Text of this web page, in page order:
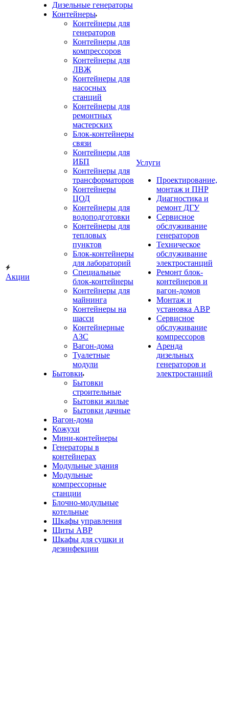
Акции
Дизельные генераторы
Контейнеры
Контейнеры для
генераторов
Контейнеры для
компрессоров
Контейнеры для
ЛВЖ
Контейнеры для
насосных
станций
Контейнеры для
ремонтных
мастерских
Блок-контейнеры
связи
Контейнеры для
ИБП
Контейнеры для
трансформаторов
Контейнеры
ЦОД
Контейнеры для
водоподготовки
Контейнеры для
тепловых
пунктов
Блок-контейнеры
для лабораторий
Специальные
блок-контейнеры
Контейнеры для
майнинга
Контейнеры на
шасси
Контейнерные
АЗС
Вагон-дома
Туалетные
модули
Бытовки
Бытовки
строительные
Бытовки жилые
Бытовки дачные
Вагон-дома
Кожухи
Мини-контейнеры
Генераторы в
контейнерах
Модульные здания
Модульные
компрессорные
станции
Блочно-модульные
котельные
Шкафы управления
Щиты АВР
Шкафы для сушки и
дезинфекции
Услуги
Проектирование,
монтаж и ПНР
Диагностика и
ремонт ДГУ
Сервисное
обслуживание
генераторов
Техническое
обслуживание
электростанций
Ремонт блок-
контейнеров и
вагон-домов
Монтаж и
установка АВР
Сервисное
обслуживание
компрессоров
Аренда
дизельных
генераторов и
электростанций